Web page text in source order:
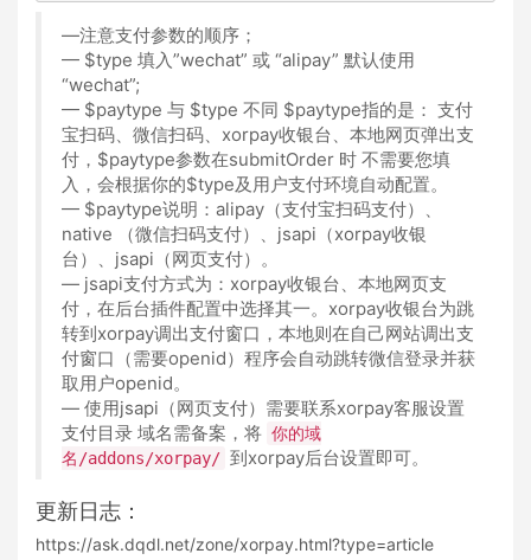
—注意支付参数的顺序；
— $type 填入”wechat” 或 “alipay” 默认使用
“wechat”;
— $paytype 与 $type 不同 $paytype指的是： 支付
宝扫码、微信扫码、xorpay收银台、本地网页弹出支
付，$paytype参数在submitOrder 时 不需要您填
入，会根据你的$type及用户支付环境自动配置。
— $paytype说明：alipay（支付宝扫码支付）、
native （微信扫码支付）、jsapi（xorpay收银
台）、jsapi（网页支付）。
— jsapi支付方式为：xorpay收银台、本地网页支
付，在后台插件配置中选择其一。xorpay收银台为跳
转到xorpay调出支付窗口，本地则在自己网站调出支
付窗口（需要openid）程序会自动跳转微信登录并获
取用户openid。
— 使用jsapi（网页支付）需要联系xorpay客服设置
支付目录 域名需备案，将 你的域
名/addons/xorpay/ 到xorpay后台设置即可。
更新日志：
https://ask.dqdl.net/zone/xorpay.html?type=article